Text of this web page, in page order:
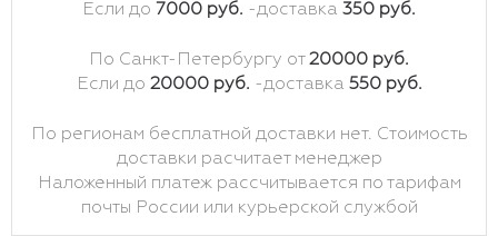
Если до 7000 руб. -доставка 350 руб.
По Санкт-Петербургу от20000 руб.
Если до 20000 руб. -доставка 550 руб.
По регионам бесплатной доставки нет. Стоимость
доставки расчитает менеджер
Наложенный платеж рассчитывается по тарифам
почты России или курьерской службой